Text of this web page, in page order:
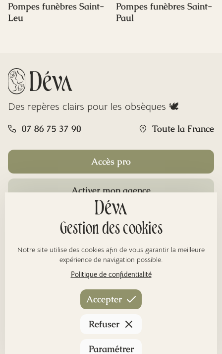
Pompes funèbres Saint-
Leu
Pompes funèbres Saint-
Paul
Des repères clairs pour les obsèques 🕊️
07 86 75 37 90 Toute la France
Accès pro
Activer mon agence
Tous droits réservés © Déva
Gestion des cookies
Notre site utilise des cookies afin de vous garantir la meilleure
expérience de navigation possible.
Politique de confidentialité
Accepter
Refuser
Paramétrer